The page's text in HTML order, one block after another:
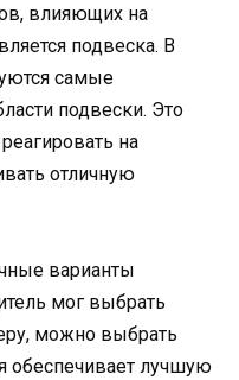
влияющих на
подвеска. В
самые
подвески. Это
на
отличную
варианты
мог выбрать
можно выбрать
обеспечивает лучшую